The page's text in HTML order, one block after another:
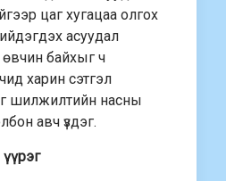
цаг хугацаа олгох
асуудал
байхыг ч
харин сэтгэл
шилжилтийн насны
авч үздэг.